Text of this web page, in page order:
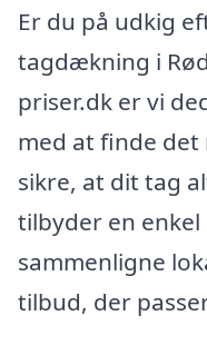
Er du på udkig
tagdækning i
priser.dk er vi
med at finde
sikre, at dit tag
tilbyder en
sammenligne
tilbud, der